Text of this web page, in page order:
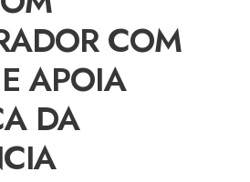
COM
APOIA
DA